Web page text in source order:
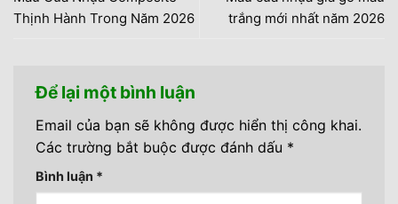
Thịnh Hành Trong Năm 2026
trắng mới nhất năm 2026
Để lại một bình luận
Email của bạn sẽ không được hiển thị công khai.
Các trường bắt buộc được đánh dấu *
Bình luận *